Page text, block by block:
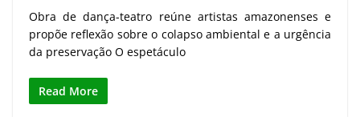
Obra de dança-teatro reúne artistas amazonenses e
propõe reflexão sobre o colapso ambiental e a urgência
da preservação O espetáculo
Read More